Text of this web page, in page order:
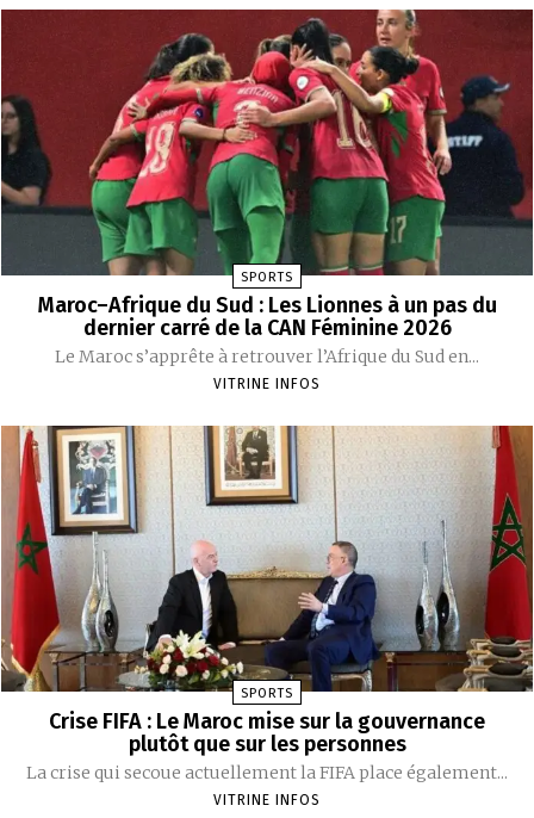
SPORTS
Maroc–Afrique du Sud : Les Lionnes à un pas du
dernier carré de la CAN Féminine 2026
Le Maroc s’apprête à retrouver l’Afrique du Sud en...
VITRINE INFOS
SPORTS
Crise FIFA : Le Maroc mise sur la gouvernance
plutôt que sur les personnes
La crise qui secoue actuellement la FIFA place également...
VITRINE INFOS